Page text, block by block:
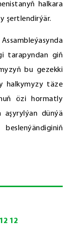
halkara
şertlendirýär.
tarapyndan giň
bu gezekki
halkymyzy täze
özi hormatly
aşyrylýan dünýä
12